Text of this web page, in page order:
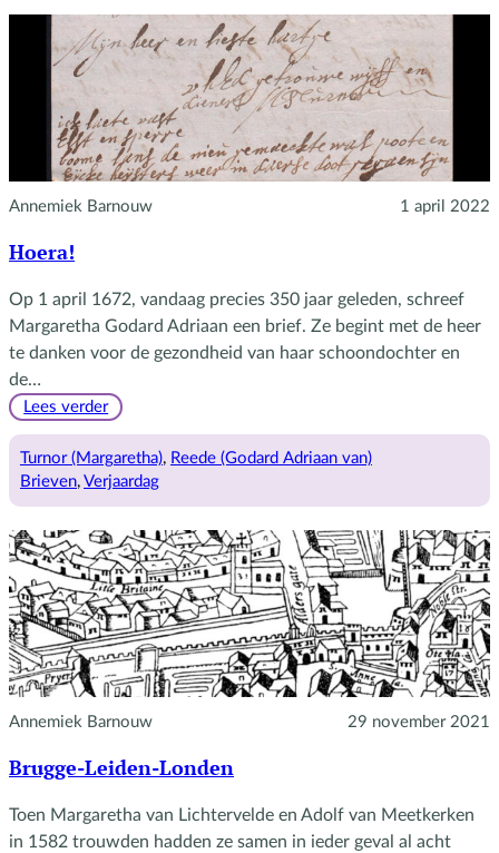
Annemiek Barnouw 1 april 2022
Hoera!
Op 1 april 1672, vandaag precies 350 jaar geleden, schreef
Margaretha Godard Adriaan een brief. Ze begint met de heer
te danken voor de gezondheid van haar schoondochter en
de…
Lees verder:
Turnor (Margaretha), Reede (Godard Adriaan van)
Brieven, Verjaardag
Annemiek Barnouw 29 november 2021
Brugge-Leiden-Londen
Toen Margaretha van Lichtervelde en Adolf van Meetkerken
in 1582 trouwden hadden ze samen in ieder geval al acht